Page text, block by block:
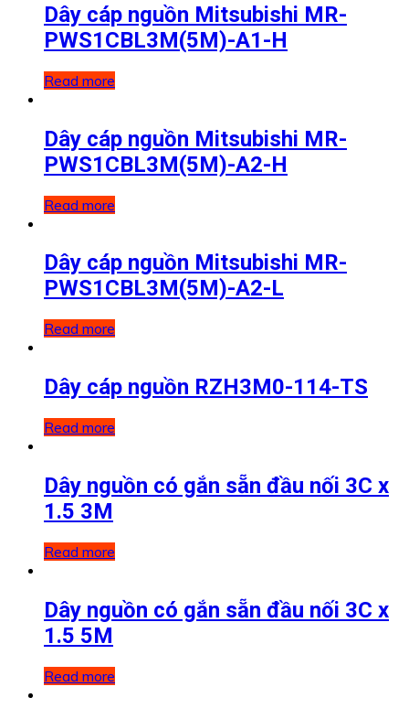
Dây cáp nguồn Mitsubishi MR-
PWS1CBL3M(5M)-A1-H
Read more
Dây cáp nguồn Mitsubishi MR-
PWS1CBL3M(5M)-A2-H
Read more
Dây cáp nguồn Mitsubishi MR-
PWS1CBL3M(5M)-A2-L
Read more
Dây cáp nguồn RZH3M0-114-TS
Read more
Dây nguồn có gắn sẵn đầu nối 3C x
1.5 3M
Read more
Dây nguồn có gắn sẵn đầu nối 3C x
1.5 5M
Read more